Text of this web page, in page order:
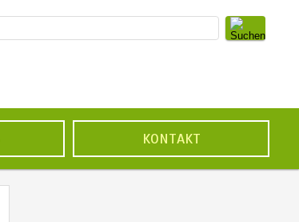
KONTAKT